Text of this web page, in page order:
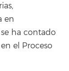
en
ha contado
el Proceso